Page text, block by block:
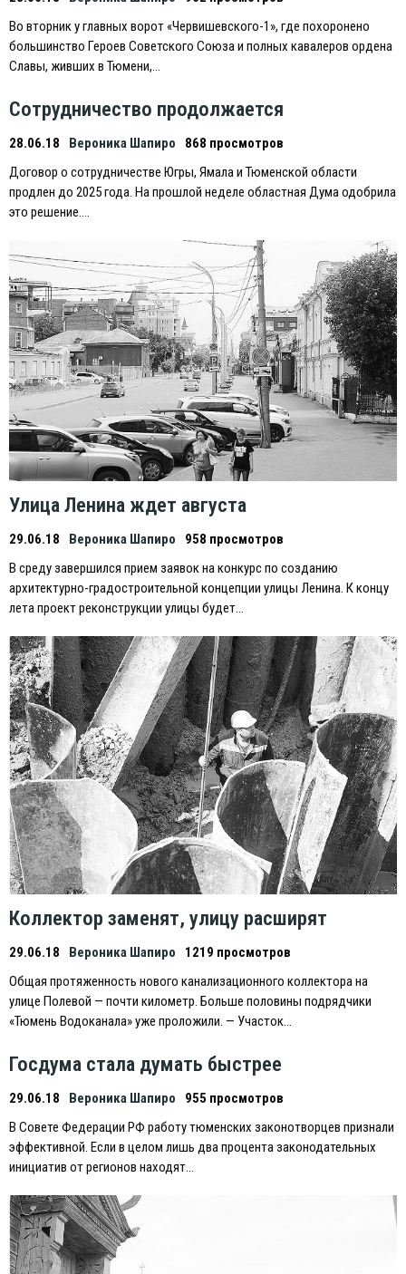
Во вторник у главных ворот «Червишевского-1», где похоронено
большинство Героев Советского Союза и полных кавалеров ордена
Славы, живших в Тюмени,…
Сотрудничество продолжается
28.06.18 Вероника Шапиро
868 просмотров
Договор о сотрудничестве Югры, Ямала и Тюменской области
продлен до 2025 года. На прошлой неделе областная Дума одобрила
это решение….
Улица Ленина ждет августа
29.06.18 Вероника Шапиро
958 просмотров
В среду завершился прием заявок на конкурс по созданию
архитектурно-градостроительной концепции улицы Ленина. К концу
лета проект реконструкции улицы будет…
Коллектор заменят, улицу расширят
29.06.18 Вероника Шапиро
1219 просмотров
Общая протяженность нового канализационного коллектора на
улице Полевой — почти километр. Больше половины подрядчики
«Тюмень Водоканала» уже проложили. — Участок…
Госдума стала думать быстрее
29.06.18 Вероника Шапиро
955 просмотров
В Совете Федерации РФ работу тюменских законотворцев признали
эффективной. Eсли в целом лишь два процента законодательных
инициатив от регионов находят…